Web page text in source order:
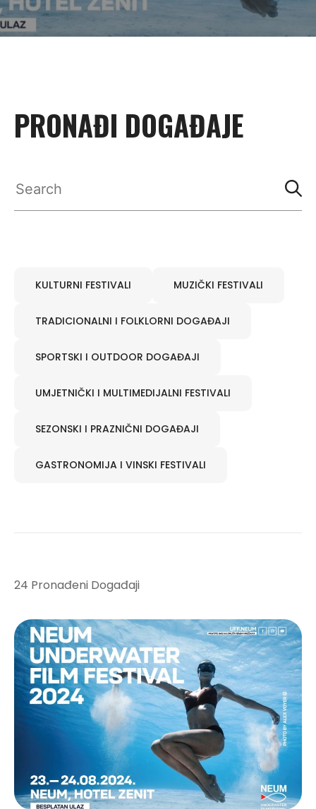
PRONAĐI DOGAĐAJE
KULTURNI FESTIVALI MUZIČKI FESTIVALI
TRADICIONALNI I FOLKLORNI DOGAĐAJI
SPORTSKI I OUTDOOR DOGAĐAJI
UMJETNIČKI I MULTIMEDIJALNI FESTIVALI
SEZONSKI I PRAZNIČNI DOGAĐAJI
GASTRONOMIJA I VINSKI FESTIVALI
24 Pronađeni Događaji